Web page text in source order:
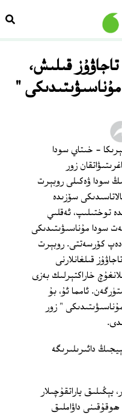
قىلىش،
"
- خىتاي سودا
زور
سودا ۋەكىلى روبېرت
سۆزىدە
توختىلىپ، ئەقلىي
سودا مۇناسىۋىتىدىكى
دەپ كۆرسەتتى. روبېرت
قىلغانلارنى
خاراكتېرلىك بەزى
ئامما ئۇ، بۇ
" زور
دائىرىلىرىگە
ياراتقۇچىلار
داۋاملىق